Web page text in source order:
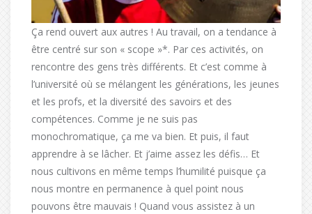
Ça rend ouvert aux autres ! Au travail, on a tendance à
être centré sur son « scope »*. Par ces activités, on
rencontre des gens très différents. Et c’est comme à
l’université où se mélangent les générations, les jeunes
et les profs, et la diversité des savoirs et des
compétences. Comme je ne suis pas
monochromatique, ça me va bien. Et puis, il faut
apprendre à se lâcher. Et j’aime assez les défis… Et
nous cultivons en même temps l’humilité puisque ça
nous montre en permanence à quel point nous
pouvons être mauvais ! Quand vous assistez à un